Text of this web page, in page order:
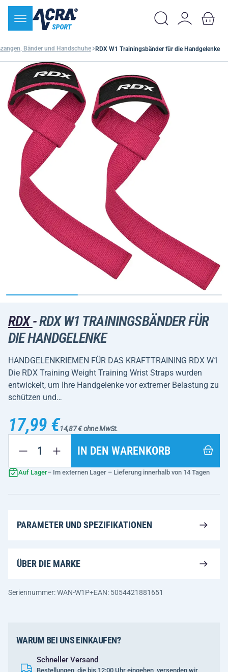
Bänder und Handschuhe RDX W1 Trainingsbänder für die Handgelenke
RDX-RDX W1 TRAININGSBÄNDER FÜR
DIE HANDGELENKE
HANDGELENKRIEMEN FÜR DAS KRAFTTRAINING RDX W1
Die RDX Training Weight Training Wrist Straps wurden
entwickelt, um Ihre Handgelenke vor extremer Belastung zu
schützen und…
17,99 €14,87 € ohne MwSt.
IN DEN WARENKORB
Auf Lager– Im externen Lager – Lieferung innerhalb von 14 Tagen
PARAMETER UND SPEZIFIKATIONEN
ÜBER DIE MARKE
Seriennummer: WAN-W1P+EAN: 5054421881651
WARUM BEI UNS EINKAUFEN?
Schneller Versand
Bestellungen, die bis 12:00 Uhr eingehen, versenden wir